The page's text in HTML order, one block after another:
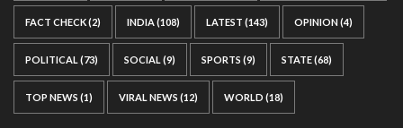
FACT CHECK(2) INDIA(108) LATEST (143) OPINION(4)
POLITICAL (73) SOCIAL (9) SPORTS (9) STATE(68)
TOP NEWS (1) VIRAL NEWS (12) WORLD (18)